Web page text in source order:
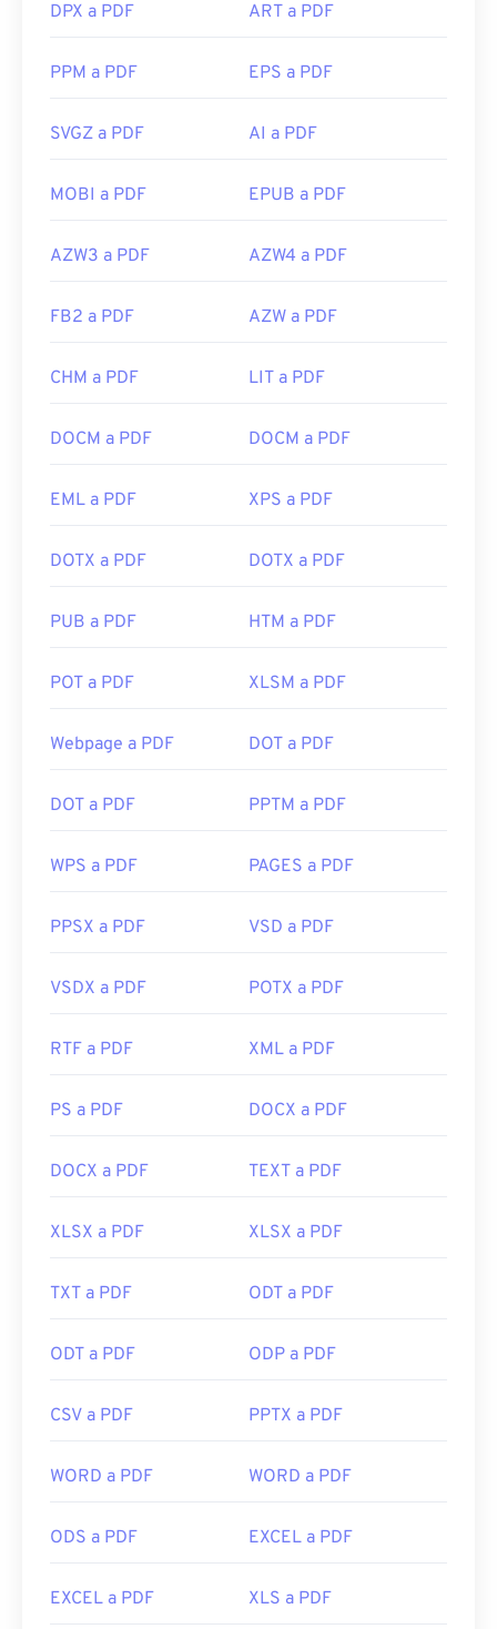
DPX a PDF ART a PDF
PPM a PDF EPS a PDF
SVGZ a PDF AI a PDF
MOBI a PDF EPUB a PDF
AZW3 a PDF AZW4 a PDF
FB2 a PDF AZW a PDF
CHM a PDF LIT a PDF
DOCM a PDF DOCM a PDF
EML a PDF XPS a PDF
DOTX a PDF DOTX a PDF
PUB a PDF HTM a PDF
POT a PDF XLSM a PDF
Webpage a PDF DOT a PDF
DOT a PDF PPTM a PDF
WPS a PDF PAGES a PDF
PPSX a PDF VSD a PDF
VSDX a PDF POTX a PDF
RTF a PDF XML a PDF
PS a PDF DOCX a PDF
DOCX a PDF TEXT a PDF
XLSX a PDF XLSX a PDF
TXT a PDF ODT a PDF
ODT a PDF ODP a PDF
CSV a PDF PPTX a PDF
WORD a PDF WORD a PDF
ODS a PDF EXCEL a PDF
EXCEL a PDF XLS a PDF